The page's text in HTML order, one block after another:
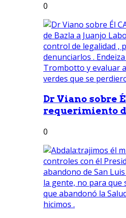
0
Dr Viano sobre
requerimiento
0